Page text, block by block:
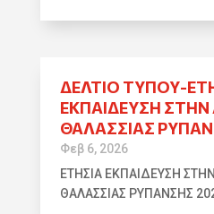
ΔΕΛΤΙΟ ΤΥΠΟΥ-
ΕΚΠΑΙΔΕΥΣΗ
ΘΑΛΑΣΣΙΑΣ
Φεβ 6, 2026
ΕΤΗΣΙΑ ΕΚΠΑΙΔΕΥΣΗ
ΘΑΛΑΣΣΙΑΣ ΡΥΠΑΝΣΗΣ